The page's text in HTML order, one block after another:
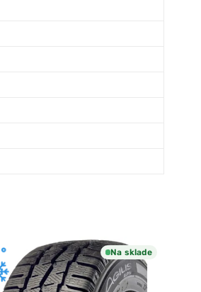
Na sklade